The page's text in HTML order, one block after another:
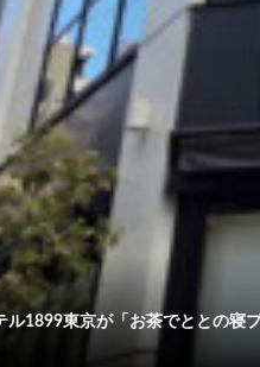
ル1899東京が「お茶でととの寝